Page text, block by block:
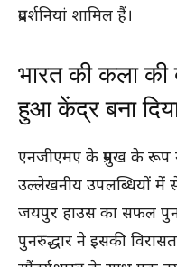
प्रदर्शनियां शामिल हैं।
भारत की कला
हुआ केंद्र बना
एनजीएमए के प्रमुख के रूप
उल्लेखनीय उपलब्धियों में
जयपुर हाउस का सफल
पुनरुद्धार ने इसकी